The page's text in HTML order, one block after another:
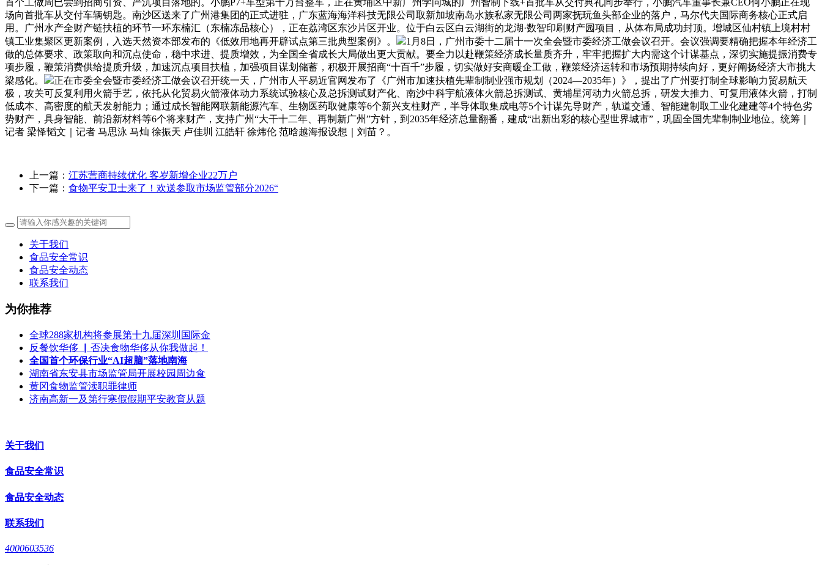
首个工做周已尝到招商引资、严沉项目落地的。小鹏P7+车型第十万台整车，正在黄埔区中新广州学问城的广州智制下线+首批车从交付典礼同步举行，小鹏汽车董事长兼CEO何小鹏正在现
场向首批车从交付车辆钥匙。南沙区送来了广州港集团的正式进驻，广东蓝海海洋科技无限公司取新加坡南岛水族私家无限公司两家抚玩鱼头部企业的落户，马尔代夫国际商务核心正式启
用。广州水产全财产链扶植的环节一环东楠汇（东楠冻品核心），正在荔湾区东沙片区开业。位于白云区白云湖街的龙湖·数智印刷财产园项目，从体布局成功封顶。增城区仙村镇上境村村
镇工业集聚区更新案例，入选天然资本部发布的《低效用地再开辟试点第三批典型案例》。
1月8日，广州市委十二届十一次全会暨市委经济工做会议召开。会议强调要精确把握本年经济工
做的总体要求、政策取向和沉点使命，稳中求进、提质增效，为全国全省成长大局做出更大贡献。要全力以赴鞭策经济成长量质齐升，牢牢把握扩大内需这个计谋基点，深切实施提振消费专
项步履，鞭策消费供给提质升级，加速沉点项目扶植，加强项目谋划储蓄，积极开展招商“十百千”步履，切实做好安商暖企工做，鞭策经济运转和市场预期持续向好，更好阐扬经济大市挑大
梁感化。
正在市委全会暨市委经济工做会议召开统一天，广州市人平易近官网发布了《广州市加速扶植先辈制制业强市规划（2024—2035年）》，提出了广州要打制全球影响力贸易航天
极，攻关可反复利用火箭手艺，依托从化贸易火箭液体动力系统试验核心及总拆测试财产化、南沙中科宇航液体火箭总拆测试、黄埔星河动力火箭总拆，研发大推力、可复用液体火箭，打制
低成本、高密度的航天发射能力；通过成长智能网联新能源汽车、生物医药取健康等6个新兴支柱财产，半导体取集成电等5个计谋先导财产，轨道交通、智能建制取工业化建建等4个特色劣
势财产，具身智能、前沿新材料等6个将来财产，支持广州“大干十二年、再制新广州”方针，到2035年经济总量翻番，建成“出新出彩的核心型世界城市”，巩固全国先辈制制业地位。统筹｜
记者 梁怿韬文｜记者 马思泳 马灿 徐振天 卢佳圳 江皓轩 徐炜伦 范晗越海报设想｜刘苗？。
上一篇： 江苏营商持续优化 客岁新增企业22万户
下一篇： 食物平安卫士来了！欢送参取市场监管部分2026“
关于我们
食品安全常识
食品安全动态
联系我们
为你推荐
全球288家机构将参展第十九届深圳国际金
反餐饮华侈 ▏否决食物华侈从你我做起！
全国首个环保行业“AI超脑”落地南海
湖南省东安县市场监管局开展校园周边食
黄冈食物监管渎职罪律师
济南高新一及第行寒假假期平安教育从题
关于我们
食品安全常识
食品安全动态
联系我们
4000603536